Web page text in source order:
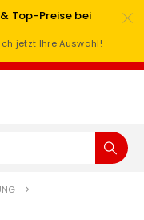
Top-Preise bei
jetzt Ihre Auswahl!